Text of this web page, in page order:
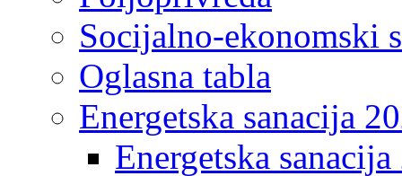
Socijalno-ekonomski
Oglasna tabla
Energetska sanacija
Energetska